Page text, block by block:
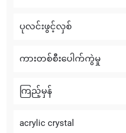
ပုလင်းဖွင့်လှစ်
ကားတစ်စီးပေါက်ကွဲမှု
ကြည့်မှန်
acrylic crystal